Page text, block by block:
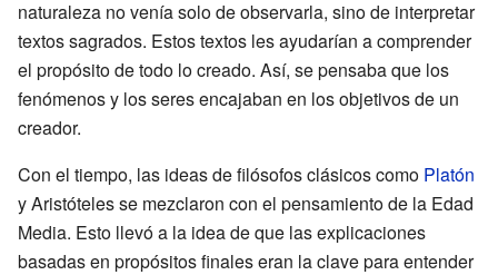
naturaleza no venía solo de observarla, sino de interpretar
textos sagrados. Estos textos les ayudarían a comprender
el propósito de todo lo creado. Así, se pensaba que los
fenómenos y los seres encajaban en los objetivos de un
creador.
Con el tiempo, las ideas de filósofos clásicos como Platón
y Aristóteles se mezclaron con el pensamiento de la Edad
Media. Esto llevó a la idea de que las explicaciones
basadas en propósitos finales eran la clave para entender